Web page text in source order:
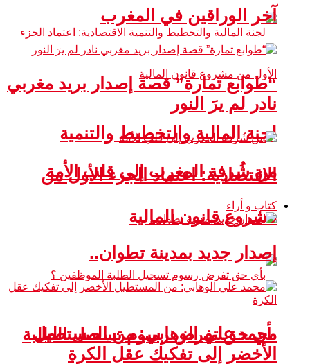
لجنة المالية والتخطيط والتنمية
الاقتصادية: اعتماد الجزء الأول من
مشروع قانون المالية
بأي حق تفرض رسوم تسجيل الطلبة
آخر الوراقين في المغرب
“طوابع تمارة” قصة إصدار بريد مغربي
نادر لم يرَ النور
من شُرفة المغرب إلى قلب الأمة
كتاب و أراء
إصدار جديد بمدينة تطوان..
محمد علي الوهابي: من المستطيل
الأخضر إلى تفكيك عقل الكرة